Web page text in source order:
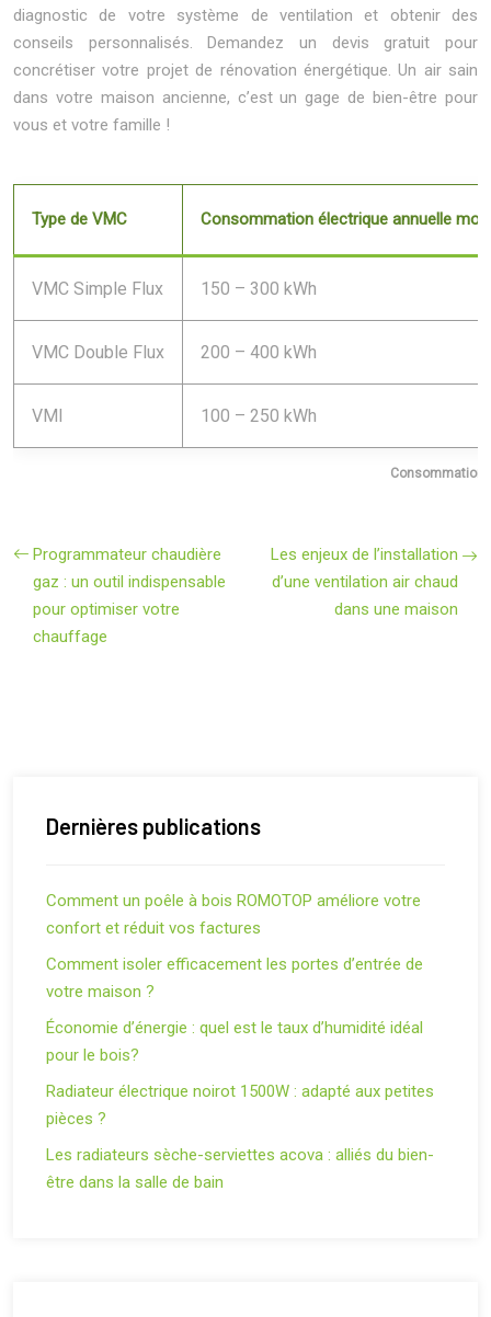
diagnostic de votre système de ventilation et obtenir des
conseils personnalisés. Demandez un devis gratuit pour
concrétiser votre projet de rénovation énergétique. Un air sain
dans votre maison ancienne, c’est un gage de bien-être pour
vous et votre famille !
Consommation
Type de VMC Consommation électrique annuelle
VMC Simple Flux 150 – 300 kWh
VMC Double Flux 200 – 400 kWh
VMI 100 – 250 kWh
Programmateur chaudière
gaz : un outil indispensable
pour optimiser votre
chauffage
Les enjeux de l’installation
d’une ventilation air chaud
dans une maison
Dernières publications
Comment un poêle à bois ROMOTOP améliore votre
confort et réduit vos factures
Comment isoler efficacement les portes d’entrée de
votre maison ?
Économie d’énergie : quel est le taux d’humidité idéal
pour le bois?
Radiateur électrique noirot 1500W : adapté aux petites
pièces ?
Les radiateurs sèche-serviettes acova : alliés du bien-
être dans la salle de bain